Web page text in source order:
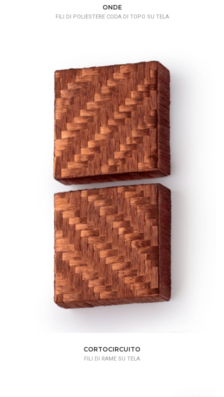
ONDE
FILI DI POLIESTERE CODA DI TOPO SU TELA
CORTOCIRCUITO
FILI DI RAME SU TELA